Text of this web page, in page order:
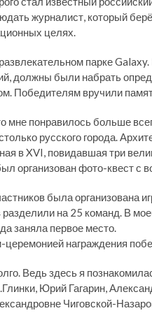
журналист, который
целях.
парке
должны были набрать
Победителям вручили
мне понравилось больше
русского города.
в XVI, повидавшая три
организован фото-квест с
была организована
разделили на 25 команд. В
заняла первое место.
церемонией награждения
Ведь здесь я
Юрий Гагарин,
Чиговской-